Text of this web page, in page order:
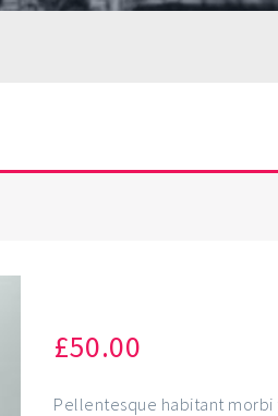
£50.00
Pellentesque habitant